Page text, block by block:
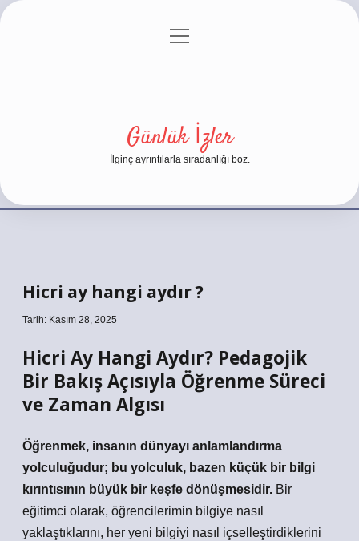
Gizlilik Politikası
menüyü
Günlük İzler
İlginç ayrıntılarla sıradanlığı boz.
Hicri ay hangi aydır ?
Tarih: Kasım 28, 2025
Hicri Ay Hangi Aydır? Pedagojik
Bir Bakış Açısıyla Öğrenme Süreci
ve Zaman Algısı
Öğrenmek, insanın dünyayı anlamlandırma
yolculuğudur; bu yolculuk, bazen küçük bir bilgi
kırıntısının büyük bir keşfe dönüşmesidir. Bir
eğitimci olarak, öğrencilerimin bilgiye nasıl
yaklaştıklarını, her yeni bilgiyi nasıl içselleştirdiklerini